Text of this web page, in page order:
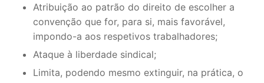
Atribuição ao patrão do direito de escolher a
convenção que for, para si, mais favorável,
impondo-a aos respetivos trabalhadores;
Ataque à liberdade sindical;
Limita, podendo mesmo extinguir, na prática, o